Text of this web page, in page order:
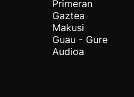
Primeran
Gaztea
Makusi
Guau - Gure
Audioa